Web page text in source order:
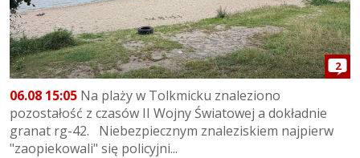
2
06.08 15:05 Na plaży w Tolkmicku znaleziono
pozostałość z czasów II Wojny Światowej a dokładnie
granat rg-42. Niebezpiecznym znaleziskiem najpierw
"zaopiekowali" się policyjni...